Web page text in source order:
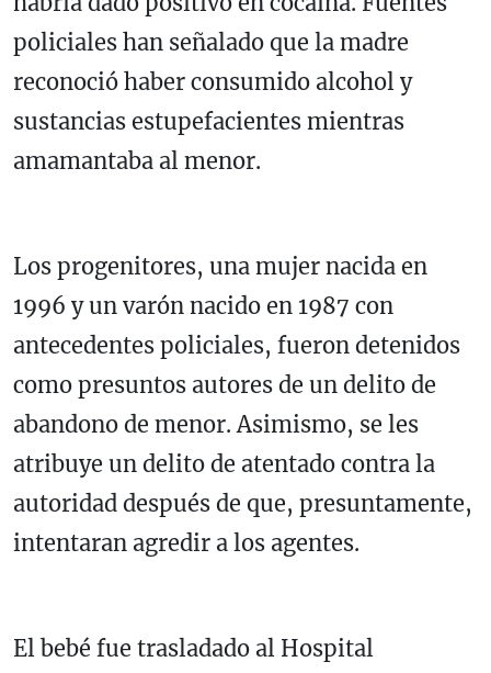
policiales han señalado que la madre
reconoció haber consumido alcohol y
sustancias estupefacientes mientras
amamantaba al menor.
Los progenitores, una mujer nacida en
1996 y un varón nacido en 1987 con
antecedentes policiales, fueron detenidos
como presuntos autores de un delito de
abandono de menor. Asimismo, se les
atribuye un delito de atentado contra la
autoridad después de que, presuntamente,
intentaran agredir a los agentes.
El bebé fue trasladado al Hospital